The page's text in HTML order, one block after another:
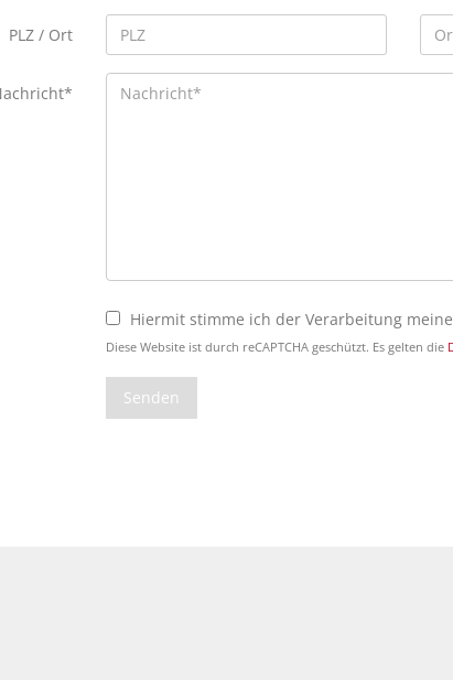
PLZ / Ort
Hiermit stimme ich der Verarbeitung
Diese Website ist durch reCAPTCHA geschützt. Es gelten die